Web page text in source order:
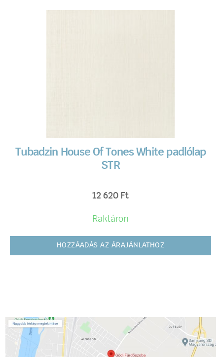
Tubadzin House Of Tones White padlólap
STR
12 620 Ft
Raktáron
HOZZÁADÁS AZ ÁRAJÁNLATHOZ